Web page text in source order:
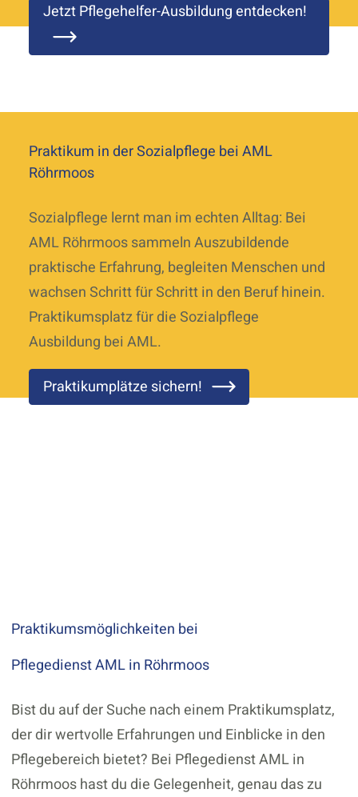
Jetzt Pflegehelfer-Ausbildung entdecken!
Praktikum in der Sozialpflege bei AML
Röhrmoos
Sozialpflege lernt man im echten Alltag: Bei
AML Röhrmoos sammeln Auszubildende
praktische Erfahrung, begleiten Menschen und
wachsen Schritt für Schritt in den Beruf hinein.
Praktikumsplatz für die Sozialpflege
Ausbildung bei AML.
Praktikumplätze sichern!
Praktikumsmöglichkeiten bei
Pflegedienst AML in Röhrmoos
Bist du auf der Suche nach einem Praktikumsplatz,
der dir wertvolle Erfahrungen und Einblicke in den
Pflegebereich bietet? Bei Pflegedienst AML in
Röhrmoos hast du die Gelegenheit, genau das zu